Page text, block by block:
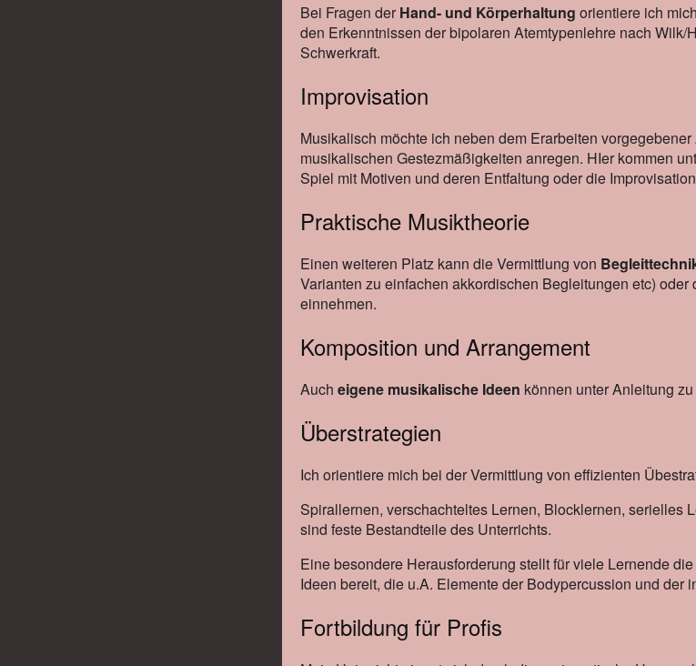
Bei Fragen der Hand- und Körperhaltung orientiere ich
den Erkenntnissen der bipolaren Atemtypenlehre nach
Schwerkraft.
Improvisation
Musikalisch möchte ich neben dem Erarbeiten
musikalischen Gestezmäßigkeiten anregen. HIer kommen
Spiel mit Motiven und deren Entfaltung oder die
Praktische Musiktheorie
Einen weiteren Platz kann die Vermittlung von
Varianten zu einfachen akkordischen Begleitungen etc) oder
einnehmen.
Komposition und Arrangement
Auch eigene musikalische Ideen können unter Anleitung
Überstrategien
Ich orientiere mich bei der Vermittlung von effizienten
Spirallernen, verschachteltes Lernen, Blocklernen,
sind feste Bestandteile des Unterrichts.
Eine besondere Herausforderung stellt für viele Lernende die
Ideen bereit, die u.A. Elemente der Bodypercussion und
Fortbildung für Profis